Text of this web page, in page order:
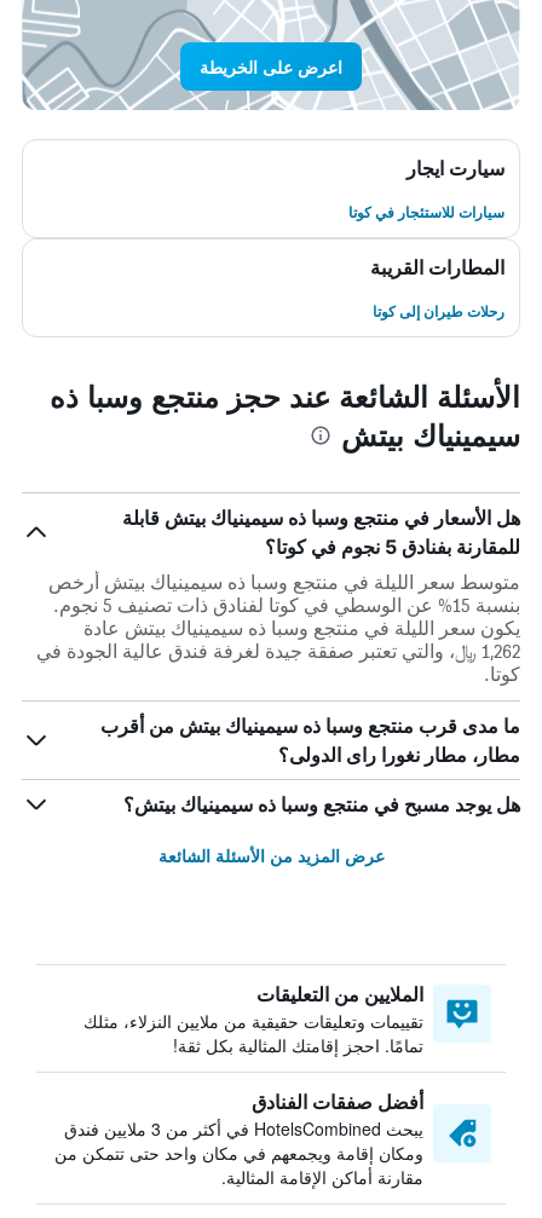
اعرض على الخريطة
سيارت ايجار
سيارات للاستئجار في كوتا
المطارات القريبة
رحلات طيران إلى كوتا
الأسئلة الشائعة عند حجز منتجع وسبا ذه
سيمينياك بيتش
هل الأسعار في منتجع وسبا ذه سيمينياك بيتش قابلة
للمقارنة بفنادق 5 نجوم في كوتا؟
متوسط سعر الليلة في منتجع وسبا ذه سيمينياك بيتش أرخص
بنسبة 15% عن الوسطي في كوتا لفنادق ذات تصنيف 5 نجوم.
يكون سعر الليلة في منتجع وسبا ذه سيمينياك بيتش عادة
1,262 ﷼، والتي تعتبر صفقة جيدة لغرفة فندق عالية الجودة في
كوتا.
ما مدى قرب منتجع وسبا ذه سيمينياك بيتش من أقرب
مطار، مطار نغورا راى الدولى؟
هل يوجد مسبح في منتجع وسبا ذه سيمينياك بيتش؟
عرض المزيد من الأسئلة الشائعة
الملايين من التعليقات
تقييمات وتعليقات حقيقية من ملايين النزلاء، مثلك
تمامًا. احجز إقامتك المثالية بكل ثقة!
أفضل صفقات الفنادق
يبحث HotelsCombined في أكثر من 3 ملايين فندق
ومكان إقامة ويجمعهم في مكان واحد حتى تتمكن من
مقارنة أماكن الإقامة المثالية.